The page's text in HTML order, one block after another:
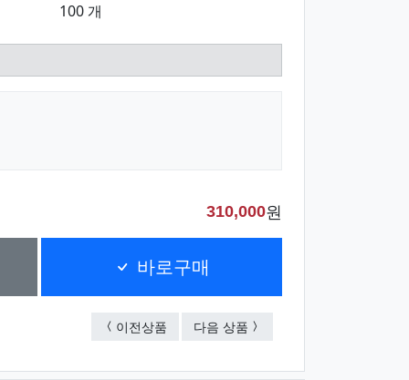
100 개
310,000원
바로구매
이전상품 패션꽃 손톱깎이(특대)-10종
다음 상품 라운드조각보 손톱깎이-7종